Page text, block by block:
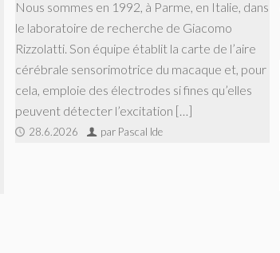
Nous sommes en 1992, à Parme, en Italie, dans
le laboratoire de recherche de Giacomo
Rizzolatti. Son équipe établit la carte de l’aire
cérébrale sensorimotrice du macaque et, pour
cela, emploie des électrodes si fines qu’elles
peuvent détecter l’excitation […]
28.6.2026 par Pascal Ide